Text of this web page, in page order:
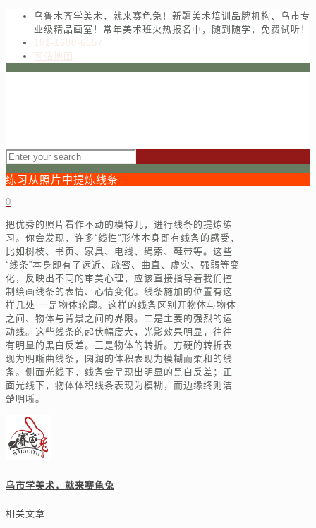
乌鲁木齐学美术，就来赛龟兔！新疆美术培训品牌机构、乌市专
业级精品画室！常年美术班火热报名中，随到随学，免费试听！
181-1680-6557
网站地图
练习从照片中提炼线条
0
把优秀的照片看作不动的模特儿，进行线条的提炼练
习。你会发现，许多“线性“形体本身即有线条的感受，
比如树枝、书页、家具、电线、绳索、鞋带等。这些
“线条”本身即有了远近、疏密、曲直、虚实、强弱等变
化，反映出不同的审美心理，应该直接指导着我们控
制绘画线条的表情、心情变化。线条施加的位置有这
样几处 一是物体轮廓。这样的线条区别开物体与物体
之间、物体与背景之间的界限。二是主要的强烈的运
动线。这些线条的起伏幅度大，光影效果明显，往往
有明显的黑白反差。三是物体的转折。方硬的转折表
现为明晰曲线条，圆润的体积表现为模糊而柔和的线
条。侧面光线下，线条会呈现出明显的黑白反差；正
面光线下，物体体积线条表现为模糊，而边缘终则洁
楚明晰。
乌市学美术，就来赛龟兔
相关文章